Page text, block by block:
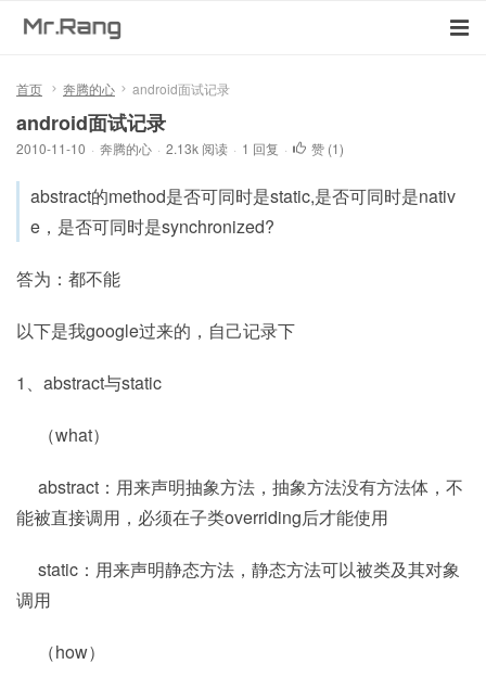
首页 奔腾的心 android面试记录
android面试记录
2010-11-10 · 奔腾的心 · 2.13k 阅读 · 1 回复 · 赞 (1)
abstract的method是否可同时是static,是否可同时是nativ
e，是否可同时是synchronized?
答为：都不能
以下是我google过来的，自己记录下
1、abstract与static
（what）
abstract：用来声明抽象方法，抽象方法没有方法体，不
能被直接调用，必须在子类overriding后才能使用
static：用来声明静态方法，静态方法可以被类及其对象
调用
（how）